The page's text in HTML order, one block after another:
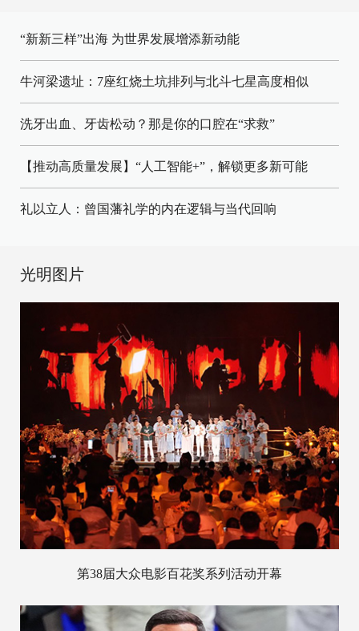
“新新三样”出海 为世界发展增添新动能
牛河梁遗址：7座红烧土坑排列与北斗七星高度相似
洗牙出血、牙齿松动？那是你的口腔在“求救”
【推动高质量发展】“人工智能+”，解锁更多新可能
礼以立人：曾国藩礼学的内在逻辑与当代回响
光明图片
第38届大众电影百花奖系列活动开幕